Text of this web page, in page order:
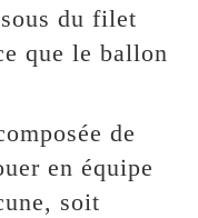
du filet
que le ballon
de
en équipe
soit